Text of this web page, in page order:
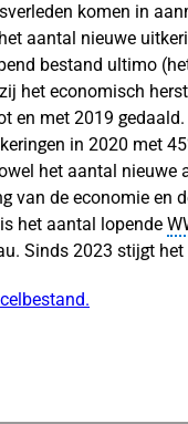
komen in
aantal nieuwe
bestand ultimo
het economisch
en met 2019
in 2020 met
het aantal nieuwe
van de economie en
het aantal lopende
Sinds 2023 stijgt